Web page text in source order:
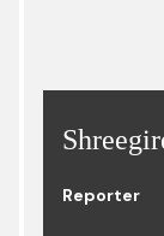
Reporter